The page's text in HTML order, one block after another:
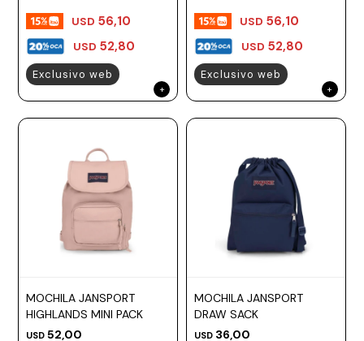
USD 52,80
USD 56,10
Exclusivo web
USD 52,80
USD 56,10
Exclusivo web
MOCHILA JANSPORT
HIGHLANDS MINI PACK
USD 52,00
MOCHILA JANSPORT
DRAW SACK
USD 36,00